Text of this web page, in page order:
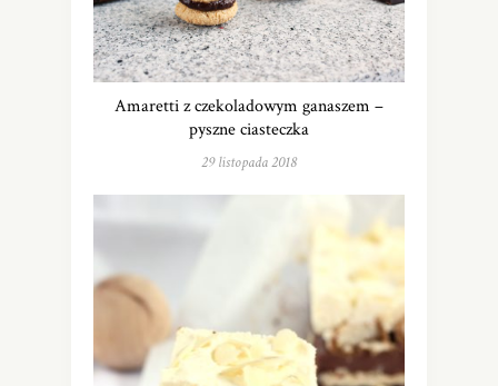
Amaretti z czekoladowym ganaszem –
pyszne ciasteczka
29 listopada 2018